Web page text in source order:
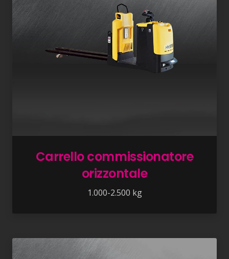
Carrello commissionatore
orizzontale
1.000-2.500 kg